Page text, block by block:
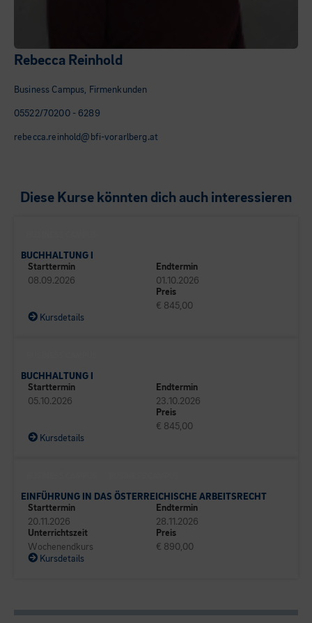
Rebecca Reinhold
Business Campus, Firmenkunden
05522/70200 - 6289
rebecca.reinhold@bfi-vorarlberg.at
Diese Kurse könnten dich auch interessieren
BUCHHALTUNG I
Starttermin
08.09.2026
Endtermin
01.10.2026
Preis
€ 845,00
Kursdetails
BUCHHALTUNG I
Starttermin
05.10.2026
Endtermin
23.10.2026
Preis
€ 845,00
Kursdetails
EINFÜHRUNG IN DAS ÖSTERREICHISCHE ARBEITSRECHT
Starttermin
20.11.2026
Endtermin
28.11.2026
Unterrichtszeit
Wochenendkurs
Preis
€ 890,00
Kursdetails